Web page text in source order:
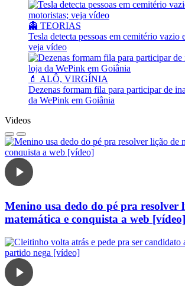
👻 TEORIAS
Tesla detecta pessoas em cemitério vazio
veja vídeo
💄 ALÔ, VIRGÍNIA
Dezenas formam fila para participar de
da WePink em Goiânia
Videos
Menino usa dedo do pé pra resolver
matemática e conquista a web [vídeo]